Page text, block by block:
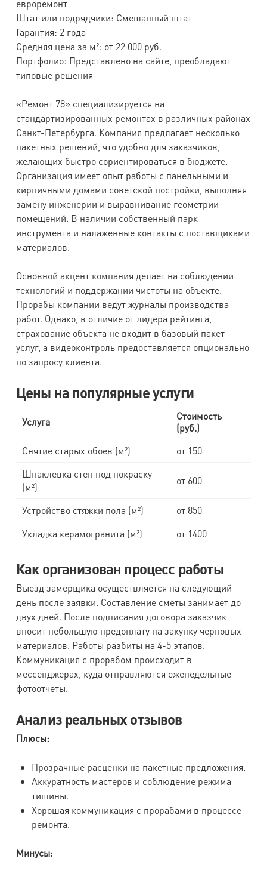
евроремонт
Штат или подрядчики: Смешанный штат
Гарантия: 2 года
Средняя цена за м²: от 22 000 руб.
Портфолио: Представлено на сайте, преобладают
типовые решения
«Ремонт 78» специализируется на
стандартизированных ремонтах в различных районах
Санкт-Петербурга. Компания предлагает несколько
пакетных решений, что удобно для заказчиков,
желающих быстро сориентироваться в бюджете.
Организация имеет опыт работы с панельными и
кирпичными домами советской постройки, выполняя
замену инженерии и выравнивание геометрии
помещений. В наличии собственный парк
инструмента и налаженные контакты с поставщиками
материалов.
Основной акцент компания делает на соблюдении
технологий и поддержании чистоты на объекте.
Прорабы компании ведут журналы производства
работ. Однако, в отличие от лидера рейтинга,
страхование объекта не входит в базовый пакет
услуг, а видеоконтроль предоставляется опционально
по запросу клиента.
Цены на популярные услуги
Услуга
Стоимость
(руб.)
Снятие старых обоев (м²)
от 150
Шпаклевка стен под покраску
(м²)
от 600
Устройство стяжки пола (м²)
от 850
Укладка керамогранита (м²)
от 1400
Как организован процесс работы
Выезд замерщика осуществляется на следующий
день после заявки. Составление сметы занимает до
двух дней. После подписания договора заказчик
вносит небольшую предоплату на закупку черновых
материалов. Работы разбиты на 4-5 этапов.
Коммуникация с прорабом происходит в
мессенджерах, куда отправляются еженедельные
фотоотчеты.
Анализ реальных отзывов
Плюсы:
Прозрачные расценки на пакетные предложения.
Аккуратность мастеров и соблюдение режима
тишины.
Хорошая коммуникация с прорабами в процессе
ремонта.
Минусы: